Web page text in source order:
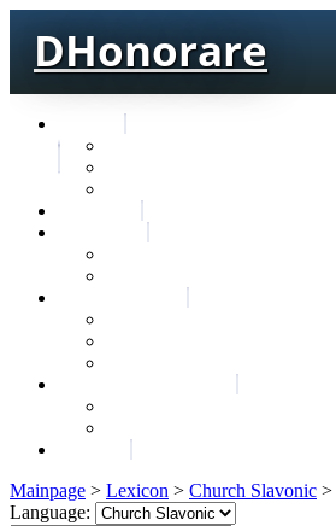
DHonorare
Mainpage > Lexicon > Church Slavonic >
Language: